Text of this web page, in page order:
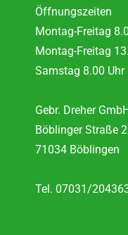
Öffnungszeiten
Montag-Freitag
Montag-Freitag
Samstag 8.00
Gebr. Dreher
Böblinger Straße
71034 Böblingen
Tel. 07031/